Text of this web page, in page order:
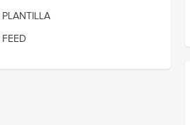
PLANTILLA
FEED